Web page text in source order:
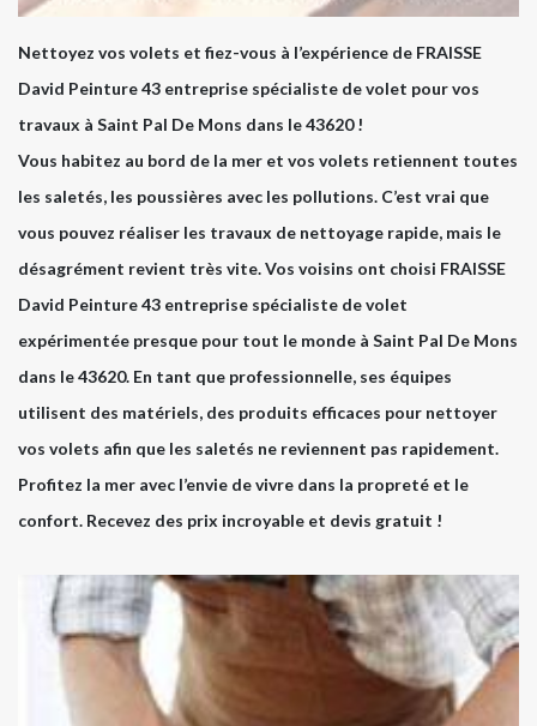
Nettoyez vos volets et fiez-vous à l’expérience de FRAISSE
David Peinture 43 entreprise spécialiste de volet pour vos
travaux à Saint Pal De Mons dans le 43620 !
Vous habitez au bord de la mer et vos volets retiennent toutes
les saletés, les poussières avec les pollutions. C’est vrai que
vous pouvez réaliser les travaux de nettoyage rapide, mais le
désagrément revient très vite. Vos voisins ont choisi FRAISSE
David Peinture 43 entreprise spécialiste de volet
expérimentée presque pour tout le monde à Saint Pal De Mons
dans le 43620. En tant que professionnelle, ses équipes
utilisent des matériels, des produits efficaces pour nettoyer
vos volets afin que les saletés ne reviennent pas rapidement.
Profitez la mer avec l’envie de vivre dans la propreté et le
confort. Recevez des prix incroyable et devis gratuit !